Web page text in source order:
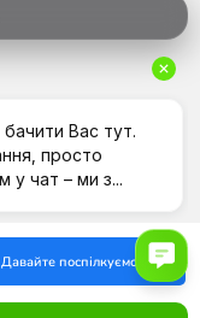
Давайте поспілкуємося